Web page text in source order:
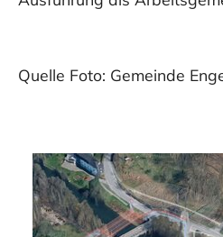
Quelle Foto: Gemeinde